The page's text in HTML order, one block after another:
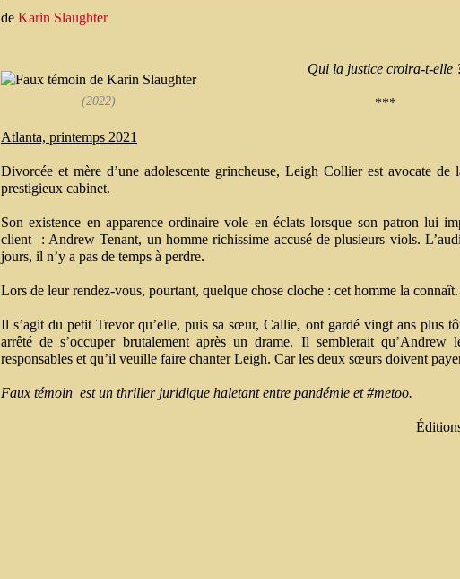
de Karin Slaughter
(2022)
Qui la justice croira-t-elle
***
Atlanta, printemps 2021
Divorcée et mère d’une adolescente grincheuse, Leigh Collier est avocate de
prestigieux cabinet.
Son existence en apparence ordinaire vole en éclats lorsque son patron lui
client : Andrew Tenant, un homme richissime accusé de plusieurs viols.
jours, il n’y a pas de temps à perdre.
Lors de leur rendez-vous, pourtant, quelque chose cloche : cet homme la connaît.
Il s’agit du petit Trevor qu’elle, puis sa sœur, Callie, ont gardé vingt ans plus
arrêté de s’occuper brutalement après un drame. Il semblerait qu’Andrew
responsables et qu’il veuille faire chanter Leigh. Car les deux sœurs doivent
Faux témoin est un thriller juridique haletant entre pandémie et #metoo.